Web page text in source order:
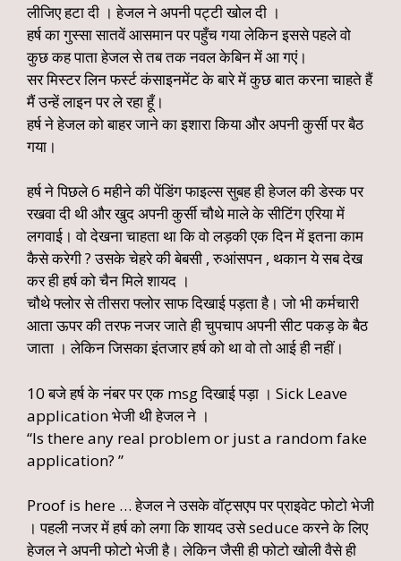
लीजिए हटा दी । हेजल ने अपनी पट्टी खोल दी ।
हर्ष का गुस्सा सातवें आसमान पर पहुँच गया लेकिन इससे पहले वो
कुछ कह पाता हेजल से तब तक नवल केबिन में आ गएं।
सर मिस्टर लिन फर्स्ट कंसाइनमेंट के बारे में कुछ बात करना चाहते हैं
मैं उन्हें लाइन पर ले रहा हूँ।
हर्ष ने हेजल को बाहर जाने का इशारा किया और अपनी कुर्सी पर बैठ
गया।
हर्ष ने पिछले 6 महीने की पेंडिंग फाइल्स सुबह ही हेजल की डेस्क पर
रखवा दी थी और खुद अपनी कुर्सी चौथे माले के सीटिंग एरिया में
लगवाई। वो देखना चाहता था कि वो लड़की एक दिन में इतना काम
कैसे करेगी ? उसके चेहरे की बेबसी , रुआंसपन , थकान ये सब देख
कर ही हर्ष को चैन मिले शायद ।
चौथे फ्लोर से तीसरा फ्लोर साफ दिखाई पड़ता है। जो भी कर्मचारी
आता ऊपर की तरफ नजर जाते ही चुपचाप अपनी सीट पकड़ के बैठ
जाता । लेकिन जिसका इंतजार हर्ष को था वो तो आई ही नहीं।
10 बजे हर्ष के नंबर पर एक msg दिखाई पड़ा । Sick Leave
application भेजी थी हेजल ने ।
“Is there any real problem or just a random fake
application? ”
Proof is here … हेजल ने उसके वॉट्सएप पर प्राइवेट फोटो भेजी
। पहली नजर में हर्ष को लगा कि शायद उसे seduce करने के लिए
हेजल ने अपनी फोटो भेजी है। लेकिन जैसी ही फोटो खोली वैसे ही